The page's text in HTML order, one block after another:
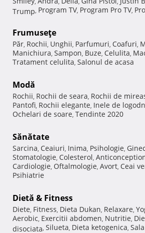
Trump, Program TV, Program Pro TV,
Frumuseţe
Păr, Rochii, Unghii, Parfumuri, Coafuri,
Manichiura, Sampon, Buze, Celulita,
Tratament celulita, Salonul de acasa
Modă
Rochii, Rochii de seara, Rochii de
Pantofi, Rochii elegante, Inele de
Ochelari de soare, Tendinte 2020
Sănătate
Sarcina, Ceaiuri, Inima, Psihologie,
Stomatologie, Colesterol,
Cardiologie, Oftalmologie, Avort, Ceai
Psihiatrie
Dietă & Fitness
Diete, Fitness, Dieta Dukan, Relaxare,
Aerobic, Exercitii abdomen, Nutritie,
disociata, Silueta, Dieta ketogenica,